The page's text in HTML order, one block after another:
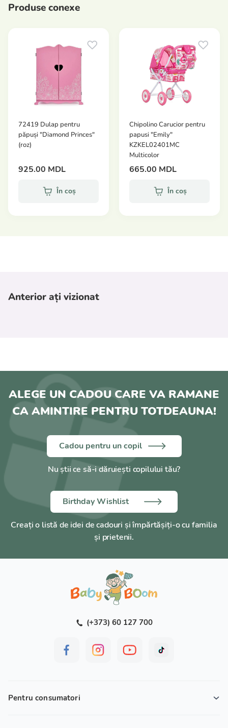
Produse conexe
72419 Dulap pentru
păpuși "Diamond Princes"
(roz)
925.00 MDL
În coș
Chipolino Carucior pentru
papusi "Emily"
KZKEL02401MC
Multicolor
665.00 MDL
În coș
Anterior ați vizionat
ALEGE UN CADOU CARE VA RAMANE
CA AMINTIRE PENTRU TOTDEAUNA!
Cadou pentru un copil
Nu știi ce să-i dăruiești copilului tău?
Birthday Wishlist
Creați o listă de idei de cadouri și împărtășiți-o cu familia
și prietenii.
(+373) 60 127 700
Pentru consumatori